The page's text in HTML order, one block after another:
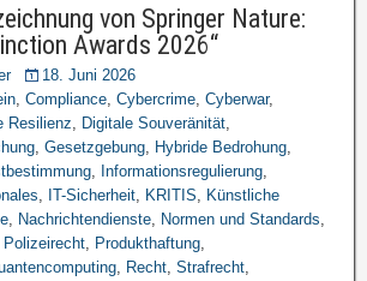
von Springer Nature:
Awards 2026“
18. Juni 2026
, Compliance, Cybercrime, Cyberwar,
Resilienz, Digitale Souveränität,
, Gesetzgebung, Hybride Bedrohung,
, Informationsregulierung,
, IT-Sicherheit, KRITIS, Künstliche
, Nachrichtendienste, Normen und Standards,
Polizeirecht, Produkthaftung,
, Recht, Strafrecht,